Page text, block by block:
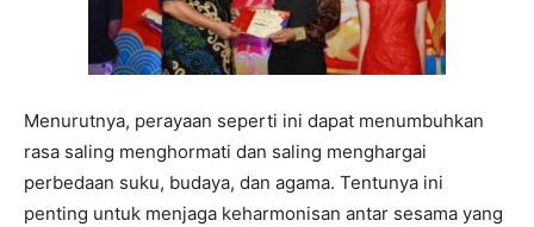
Menurutnya, perayaan seperti ini dapat menumbuhkan
rasa saling menghormati dan saling menghargai
perbedaan suku, budaya, dan agama. Tentunya ini
penting untuk menjaga keharmonisan antar sesama yang